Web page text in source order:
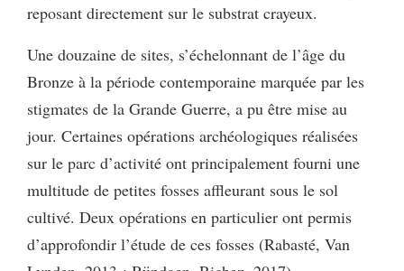
reposant directement sur le substrat crayeux.
Une douzaine de sites, s’échelonnant de l’âge du
Bronze à la période contemporaine marquée par les
stigmates de la Grande Guerre, a pu être mise au
jour. Certaines opérations archéologiques réalisées
sur le parc d’activité ont principalement fourni une
multitude de petites fosses affleurant sous le sol
cultivé. Deux opérations en particulier ont permis
d’approfondir l’étude de ces fosses (Rabasté, Van